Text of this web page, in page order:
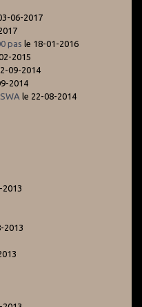
06-2017
pas le 18-01-2016
2015
09-2014
2014
le 22-08-2014
2013
2013